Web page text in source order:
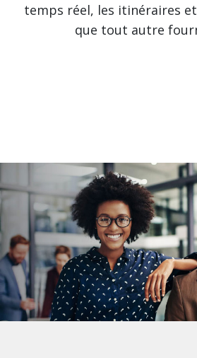
temps réel, les itinéraires
que tout autre